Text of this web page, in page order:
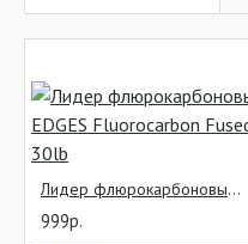
Лидер флюрокарбоновый FOX EDGES Fluorocarbon Fused Leader 30lb
999р.